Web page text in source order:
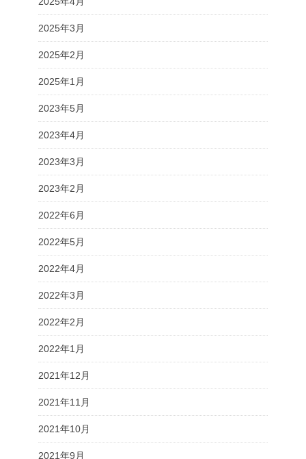
2025年3月
2025年2月
2025年1月
2023年5月
2023年4月
2023年3月
2023年2月
2022年6月
2022年5月
2022年4月
2022年3月
2022年2月
2022年1月
2021年12月
2021年11月
2021年10月
2021年9月